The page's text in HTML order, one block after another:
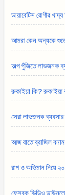
ডায়াবেটিস রোগীর
আমরা কেন অন্যকে
অল্প পুঁজিতে লাভজনক
রুকাইয়া কি?
সেরা লাভজনক
আজ রাতে ব্রাজিল
রাগ ও অভিমান নিয়ে
ফেসবুক ভিডিও